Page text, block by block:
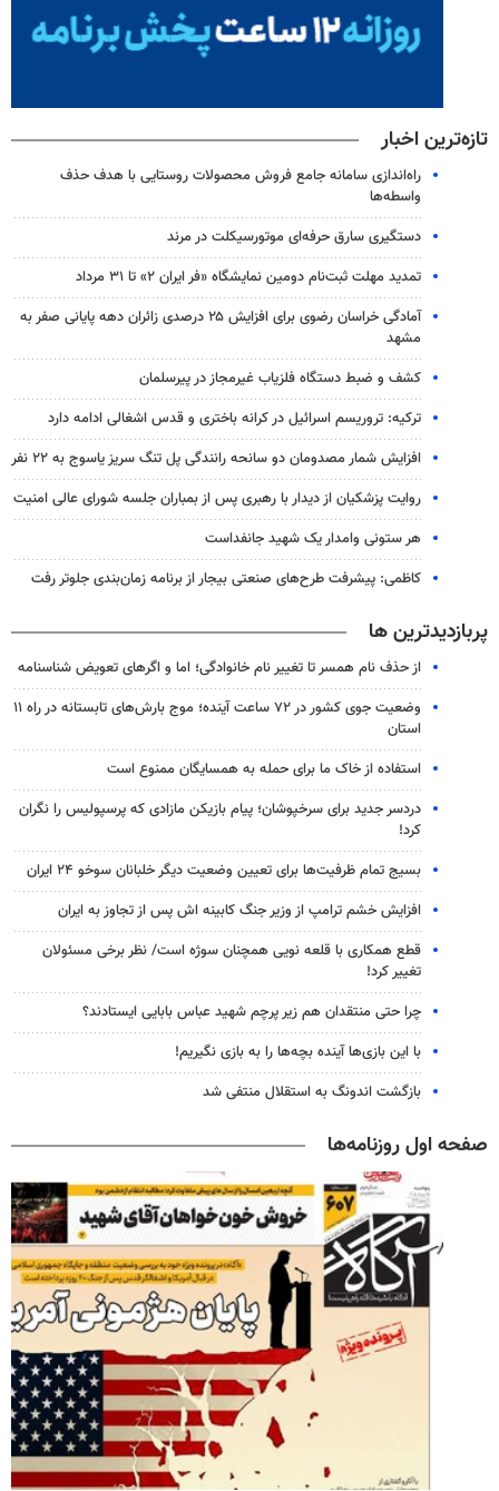
تازه‌ترین اخبار
راه‌اندازی سامانه جامع فروش محصولات روستایی با هدف حذف
واسطه‌ها
دستگیری سارق حرفه‌ای موتورسیکلت در مرند
تمدید مهلت ثبت‌نام دومین نمایشگاه «فر ایران ۲» تا ۳۱ مرداد
آمادگی خراسان رضوی برای افزایش ۲۵ درصدی زائران دهه پایانی صفر به
مشهد
کشف و ضبط دستگاه فلزیاب غیرمجاز در پیرسلمان
ترکیه: تروریسم اسرائیل در کرانه باختری و قدس اشغالی ادامه دارد
افزایش شمار مصدومان دو سانحه رانندگی پل تنگ سریز یاسوج به ۲۲ نفر
روایت پزشکیان از دیدار با رهبری پس از بمباران جلسه شورای عالی امنیت
هر ستونی وامدار یک شهید جانفداست
کاظمی: پیشرفت طرح‌های صنعتی بیجار از برنامه زمان‌بندی جلوتر رفت
پربازدیدترین ها
از حذف نام همسر تا تغییر نام خانوادگی؛ اما و اگرهای تعویض شناسنامه
وضعیت جوی کشور در ۷۲ ساعت آینده؛ موج بارش‌های تابستانه در راه ۱۱
استان
استفاده از خاک ما برای حمله به همسایگان ممنوع است
دردسر جدید برای سرخپوشان؛ پیام بازیکن مازادی که پرسپولیس را نگران
کرد!
بسیج تمام ظرفیت‌ها برای تعیین وضعیت دیگر خلبانان سوخو ۲۴ ایران
افزایش خشم ترامپ از وزیر جنگ کابینه اش پس از تجاوز به ایران
قطع همکاری با قلعه نویی همچنان سوژه است/ نظر برخی مسئولان
تغییر کرد!
چرا حتی منتقدان هم زیر پرچم شهید عباس بابایی ایستادند؟
با این بازی‌ها آینده بچه‌ها را به بازی نگیریم!
بازگشت اندونگ به استقلال منتفی شد
صفحه اول روزنامه‌ها